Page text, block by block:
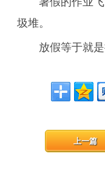
圾堆。
放假等于就
上一篇